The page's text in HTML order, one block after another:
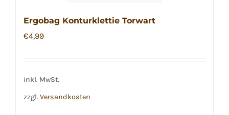
Ergobag Konturklettie Torwart
€4,99
inkl. MwSt.
zzgl. Versandkosten